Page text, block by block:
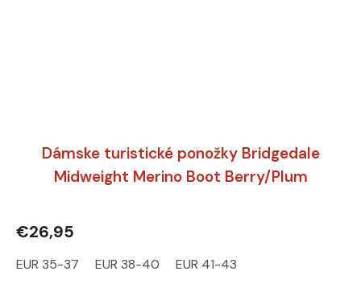
Dámske turistické ponožky Bridgedale
Midweight Merino Boot Berry/Plum
€26,95
EUR 35-37 EUR 38-40 EUR 41-43